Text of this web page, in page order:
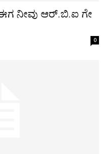
ನೀವು ಆರ್.ಬಿ.ಐ ಗೇ
0